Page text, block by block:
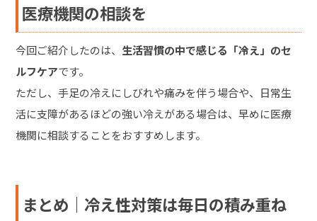
医療機関の相談を
今回ご紹介したのは、 生活習慣の中で感じる「冷え」のセ
ルフケアです。
ただし、手足の冷えにしびれや痛みを伴う場合や、日常生
活に支障があるほどの強い冷えがある場合は、早めに医療
機関に相談することをおすすめします。
まとめ｜冷え性対策は毎日の積み重ね